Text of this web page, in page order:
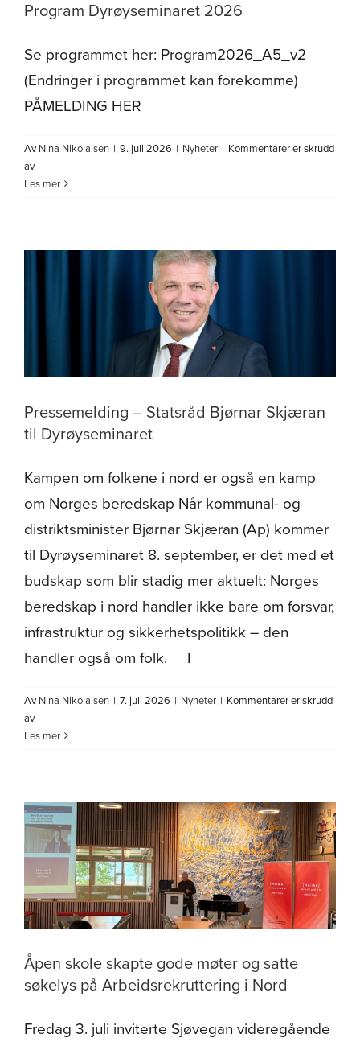
Om oss
Program Dyrøyseminaret 2026
Se programmet her: Program2026_A5_v2
(Endringer i programmet kan forekomme)
PÅMELDING HER
AvNina Nikolaisen | 9. juli 2026 | Nyheter | Kommentarer er skrudd
avfor
Program
Les mer
Pressemelding – Statsråd Bjørnar Skjæran
til Dyrøyseminaret
Kampen om folkene i nord er også en kamp
om Norges beredskap Når kommunal- og
distriktsminister Bjørnar Skjæran (Ap) kommer
til Dyrøyseminaret 8. september, er det med et
budskap som blir stadig mer aktuelt: Norges
beredskap i nord handler ikke bare om forsvar,
infrastruktur og sikkerhetspolitikk – den
handler også om folk. I
AvNina Nikolaisen | 7. juli 2026 | Nyheter | Kommentarer er skrudd
avfor
Pressemelding
Skjæran
til
Dyrøyseminaret
Les mer
Åpen skole skapte gode møter og satte
søkelys på Arbeidsrekruttering i Nord
Fredag 3. juli inviterte Sjøvegan videregående